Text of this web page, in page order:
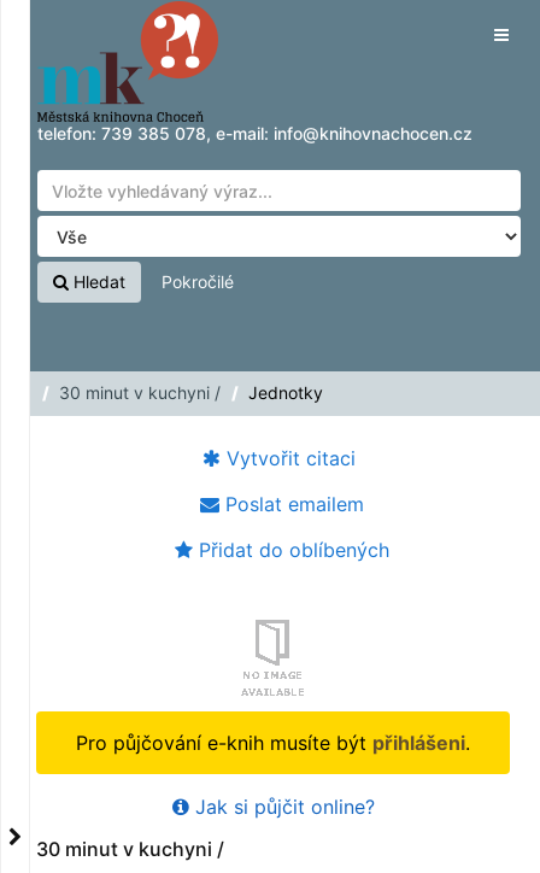
Přeskočit na obsah
telefon: 739 385 078, e-mail: info@knihovnachocen.cz
Hledat Pokročilé
30 minut v kuchyni / Jednotky
Vytvořit citaci
Poslat emailem
Přidat do oblíbených
Pro půjčování e-knih musíte být přihlášeni.
Jak si půjčit online?
30 minut v kuchyni /